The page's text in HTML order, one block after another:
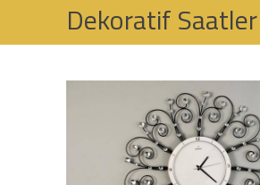
Dekoratif Saatler